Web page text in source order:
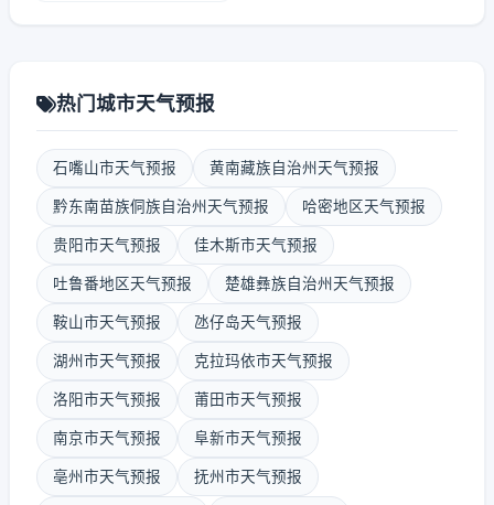
热门城市天气预报
石嘴山市天气预报 黄南藏族自治州天气预报
黔东南苗族侗族自治州天气预报 哈密地区天气预报
贵阳市天气预报 佳木斯市天气预报
吐鲁番地区天气预报 楚雄彝族自治州天气预报
鞍山市天气预报 氹仔岛天气预报
湖州市天气预报 克拉玛依市天气预报
洛阳市天气预报 莆田市天气预报
南京市天气预报 阜新市天气预报
亳州市天气预报 抚州市天气预报